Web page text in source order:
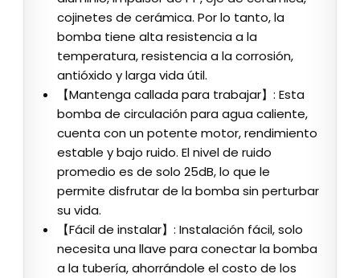
cojinetes de cerámica. Por lo tanto, la
bomba tiene alta resistencia a la
temperatura, resistencia a la corrosión,
antióxido y larga vida útil.
【Mantenga callada para trabajar】: Esta
bomba de circulación para agua caliente,
cuenta con un potente motor, rendimiento
estable y bajo ruido. El nivel de ruido
promedio es de solo 25dB, lo que le
permite disfrutar de la bomba sin perturbar
su vida.
【Fácil de instalar】: Instalación fácil, solo
necesita una llave para conectar la bomba
a la tubería, ahorrándole el costo de los